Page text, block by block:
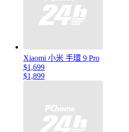
Xiaomi 小米 手環 9 Pro
$1,699
$1,899